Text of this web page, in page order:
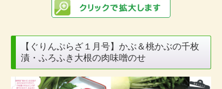
【ぐりんぷらざ１月号】かぶ＆桃かぶの千枚
漬・ふろふき大根の肉味噌のせ